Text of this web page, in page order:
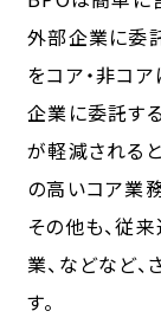
外部企業に委
をコア・非コ
企業に委託す
が軽減される
の高いコア業
その他も、従
業、などなど
す。